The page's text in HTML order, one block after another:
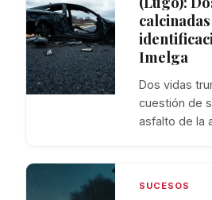
Imelga
Dos vidas
cuestión de
asfalto de la
SUCESOS